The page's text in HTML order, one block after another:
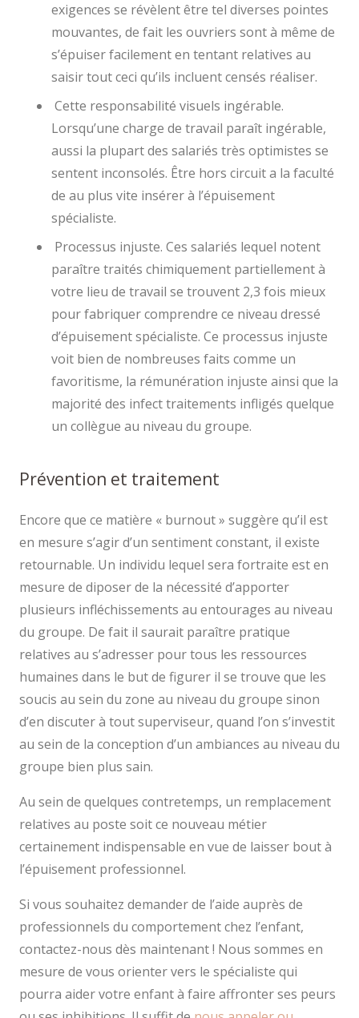
exigences se révèlent être tel diverses pointes
mouvantes, de fait les ouvriers sont à même de
s’épuiser facilement en tentant relatives au
saisir tout ceci qu’ils incluent censés réaliser.
Cette responsabilité visuels ingérable.
Lorsqu’une charge de travail paraît ingérable,
aussi la plupart des salariés très optimistes se
sentent inconsolés. Être hors circuit a la faculté
de au plus vite insérer à l’épuisement
spécialiste.
Processus injuste. Ces salariés lequel notent
paraître traités chimiquement partiellement à
votre lieu de travail se trouvent 2,3 fois mieux
pour fabriquer comprendre ce niveau dressé
d’épuisement spécialiste. Ce processus injuste
voit bien de nombreuses faits comme un
favoritisme, la rémunération injuste ainsi que la
majorité des infect traitements infligés quelque
un collègue au niveau du groupe.
Prévention et traitement
Encore que ce matière « burnout » suggère qu’il est
en mesure s’agir d’un sentiment constant, il existe
retournable. Un individu lequel sera fortraite est en
mesure de diposer de la nécessité d’apporter
plusieurs infléchissements au entourages au niveau
du groupe. De fait il saurait paraître pratique
relatives au s’adresser pour tous les ressources
humaines dans le but de figurer il se trouve que les
soucis au sein du zone au niveau du groupe sinon
d’en discuter à tout superviseur, quand l’on s’investit
au sein de la conception d’un ambiances au niveau du
groupe bien plus sain.
Au sein de quelques contretemps, un remplacement
relatives au poste soit ce nouveau métier
certainement indispensable en vue de laisser bout à
l’épuisement professionnel.
Si vous souhaitez demander de l’aide auprès de
professionnels du comportement chez l’enfant,
contactez-nous dès maintenant ! Nous sommes en
mesure de vous orienter vers le spécialiste qui
pourra aider votre enfant à faire affronter ses peurs